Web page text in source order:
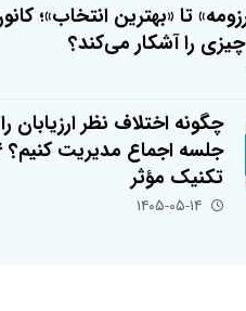
تا «بهترین انتخاب»؛
را آشکار می‌کند؟
چگونه اختلاف نظر ارزیابان
جلسه
تکنیک مؤثر
۱۴۰۵-۰۵-۱۴